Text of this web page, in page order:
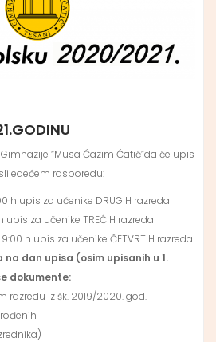
“Musa Ćazim Ćatić”da će upis
rasporedu:
h upis za učenike DRUGIH razreda
upis za učenike TREĆIH razreda
h upis za učenike ČETVRTIH razreda
na dan upisa (osim upisanih u 1.
dokumente:
razredu iz šk. 2019/2020. god.